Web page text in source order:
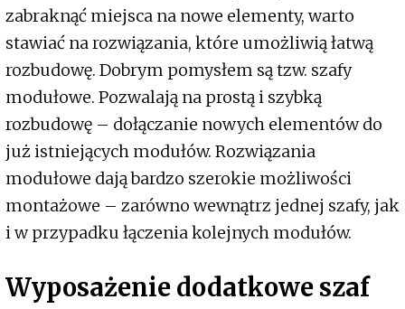
zabraknąć miejsca na nowe elementy, warto
stawiać na rozwiązania, które umożliwią łatwą
rozbudowę. Dobrym pomysłem są tzw. szafy
modułowe. Pozwalają na prostą i szybką
rozbudowę – dołączanie nowych elementów do
już istniejących modułów. Rozwiązania
modułowe dają bardzo szerokie możliwości
montażowe – zarówno wewnątrz jednej szafy, jak
i w przypadku łączenia kolejnych modułów.
Wyposażenie dodatkowe szaf